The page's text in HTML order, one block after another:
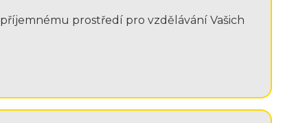
prostředí pro vzdělávání Vašich